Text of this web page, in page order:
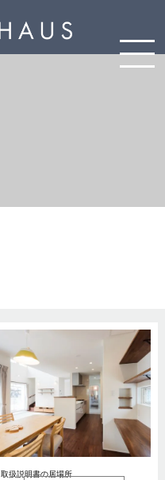
取扱説明書の居場所